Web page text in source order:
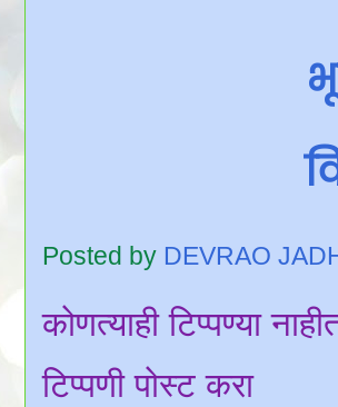
Posted by DEVRAO
कोणत्याही टिप्पण्‍या
टिप्पणी पोस्ट करा